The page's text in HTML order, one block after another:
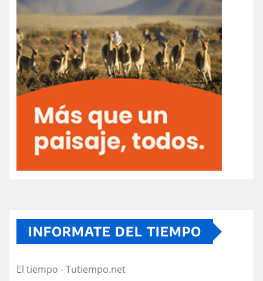
INFORMATE DEL TIEMPO
El tiempo - Tutiempo.net